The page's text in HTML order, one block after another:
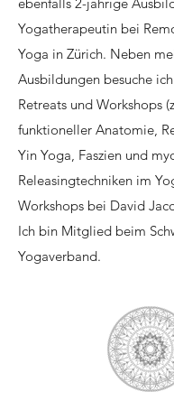
Yogatherapeutin bei
Yoga in Zürich. Neben
Ausbildungen besuche
Retreats und Workshops
funktioneller Anatomie,
Yin Yoga, Faszien und
Releasingtechniken im
Workshops bei David
Ich bin Mitglied beim
Yogaverband.